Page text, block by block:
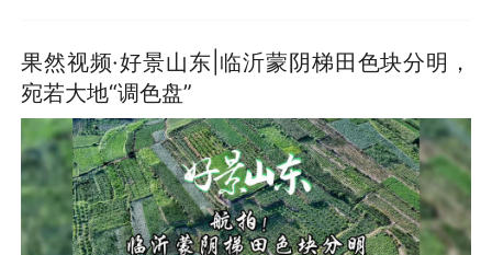
果然视频·好景山东|临沂蒙阴梯田色块分明，
宛若大地“调色盘”